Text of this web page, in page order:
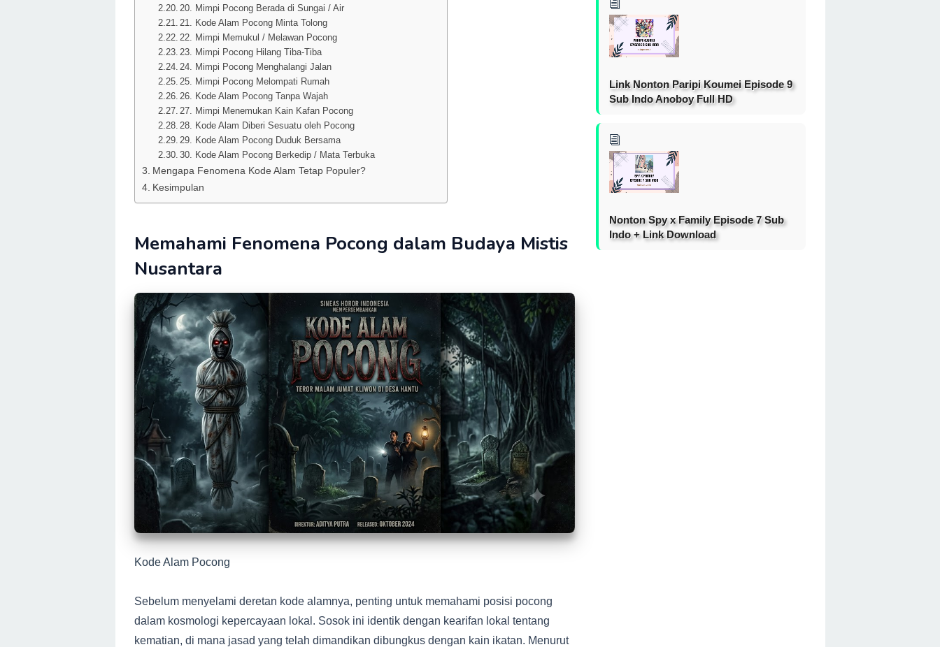
20. Mimpi Pocong Berada di Sungai / Air
21. Kode Alam Pocong Minta Tolong
22. Mimpi Memukul / Melawan Pocong
23. Mimpi Pocong Hilang Tiba-Tiba
24. Mimpi Pocong Menghalangi Jalan
25. Mimpi Pocong Melompati Rumah
26. Kode Alam Pocong Tanpa Wajah
27. Mimpi Menemukan Kain Kafan Pocong
28. Kode Alam Diberi Sesuatu oleh Pocong
29. Kode Alam Pocong Duduk Bersama
30. Kode Alam Pocong Berkedip / Mata Terbuka
Mengapa Fenomena Kode Alam Tetap Populer?
Kesimpulan
Memahami Fenomena Pocong dalam Budaya Mistis
Nusantara
Kode Alam Pocong
Sebelum menyelami deretan kode alamnya, penting untuk memahami posisi pocong
dalam kosmologi kepercayaan lokal. Sosok ini identik dengan kearifan lokal tentang
kematian, di mana jasad yang telah dimandikan dibungkus dengan kain ikatan. Menurut
Link Nonton Paripi Koumei Episode 9
Sub Indo Anoboy Full HD
Nonton Spy x Family Episode 7 Sub
Indo + Link Download